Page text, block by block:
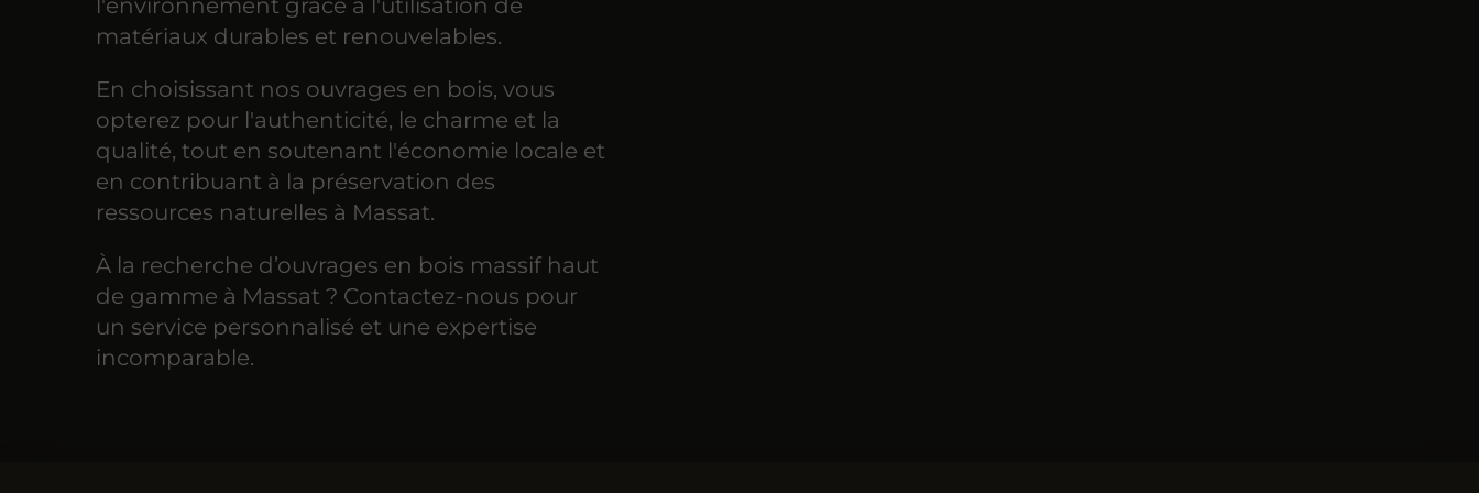
l'environnement grâce à l'utilisation de
matériaux durables et renouvelables.
En choisissant nos ouvrages en bois, vous
opterez pour l'authenticité, le charme et la
qualité, tout en soutenant l'économie locale et
en contribuant à la préservation des
ressources naturelles à Massat.
À la recherche d’ouvrages en bois massif haut
de gamme à Massat ? Contactez-nous pour
un service personnalisé et une expertise
incomparable.